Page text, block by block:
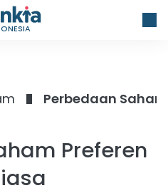
Perbedaan
Preferen